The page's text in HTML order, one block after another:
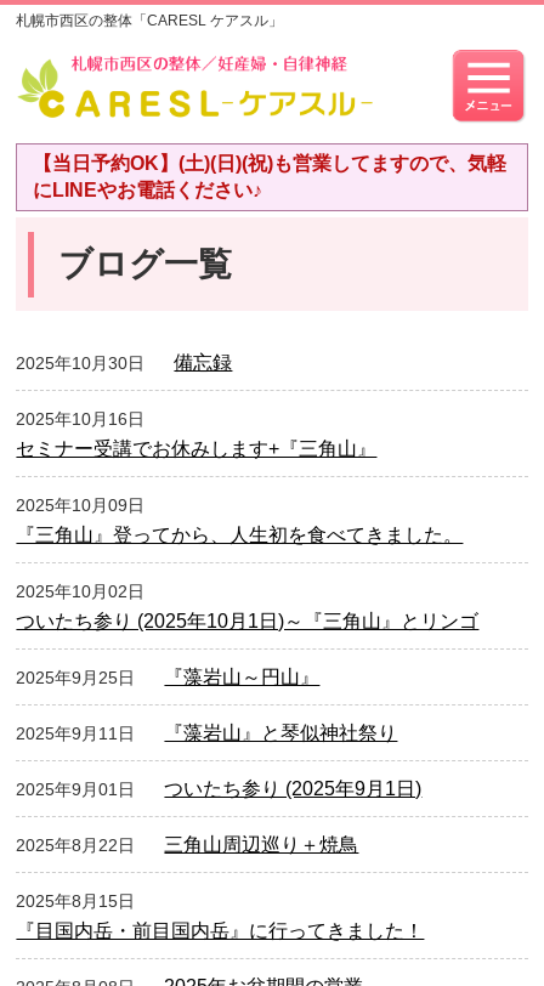
札幌市西区の整体「CARESL ケアスル」
【当日予約OK】(土)(日)(祝)も営業してますので、気軽
にLINEやお電話ください♪
ブログ一覧
2025年10月30日 備忘録
2025年10月16日
セミナー受講でお休みします+『三角山』
2025年10月09日
『三角山』登ってから、人生初を食べてきました。
2025年10月02日
ついたち参り (2025年10月1日)～『三角山』とリンゴ
2025年9月25日 『藻岩山～円山』
2025年9月11日 『藻岩山』と琴似神社祭り
2025年9月01日 ついたち参り (2025年9月1日)
2025年8月22日 三角山周辺巡り＋焼鳥
2025年8月15日
『目国内岳・前目国内岳』に行ってきました！